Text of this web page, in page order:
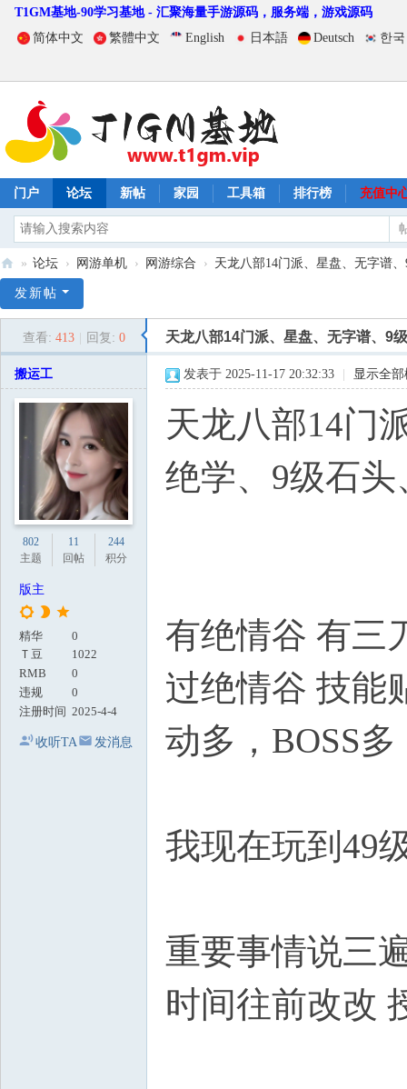
T1GM基地-90学习基地 - 汇聚海量手游源码，服务端，游戏源码
简体中文
繁體中文 English 日本語 Deutsch 한
门户 论坛 新帖 家园 工具箱 排行榜 充值中
1
» 论坛 › 网游单机 › 网游综合 › 天龙八部14门派、星盘、无字谱
发新帖
查看: 413 回复: 0 天龙八部14门派、星盘、无字谱、9
搬运工
802
主题
11
回帖
244
积分
版主
精华
0
Ｔ豆
1022
RMB
0
违规
0
注册时间 2025-4-4
收听TA 发消息
发表于 2025-11-17 20:32:33 显示全
天龙八部14门
绝学、9级石
有绝情谷 有三
过绝情谷 技能
动多，BOSS
我现在玩到49
重要事情说三
时间往前改改